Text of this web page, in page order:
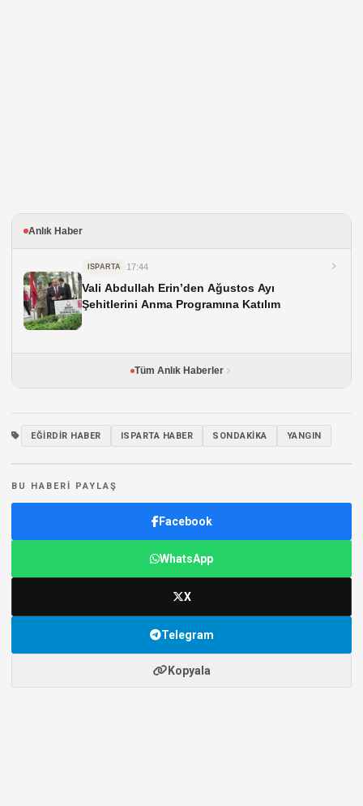
Anlık Haber
ISPARTA 17:44
Vali Abdullah Erin’den Ağustos Ayı
Şehitlerini Anma Programına Katılım
Tüm Anlık Haberler
EĞIRDIR HABER ISPARTA HABER SONDAKIKA YANGIN
BU HABERI PAYLAŞ
Facebook
WhatsApp
X
Telegram
Kopyala